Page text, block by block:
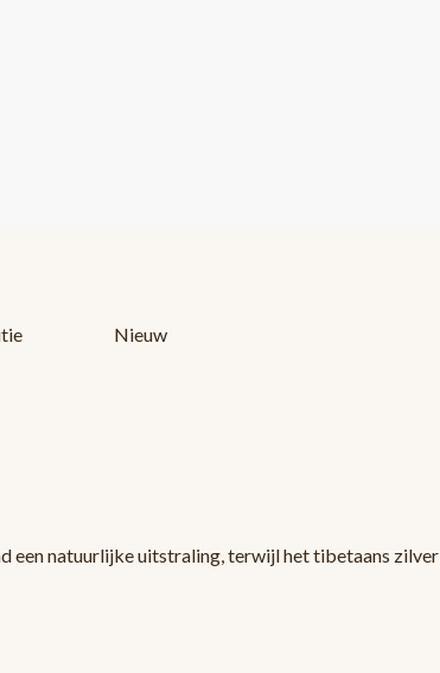
Nieuw
een natuurlijke uitstraling, terwijl het tibetaans zilver